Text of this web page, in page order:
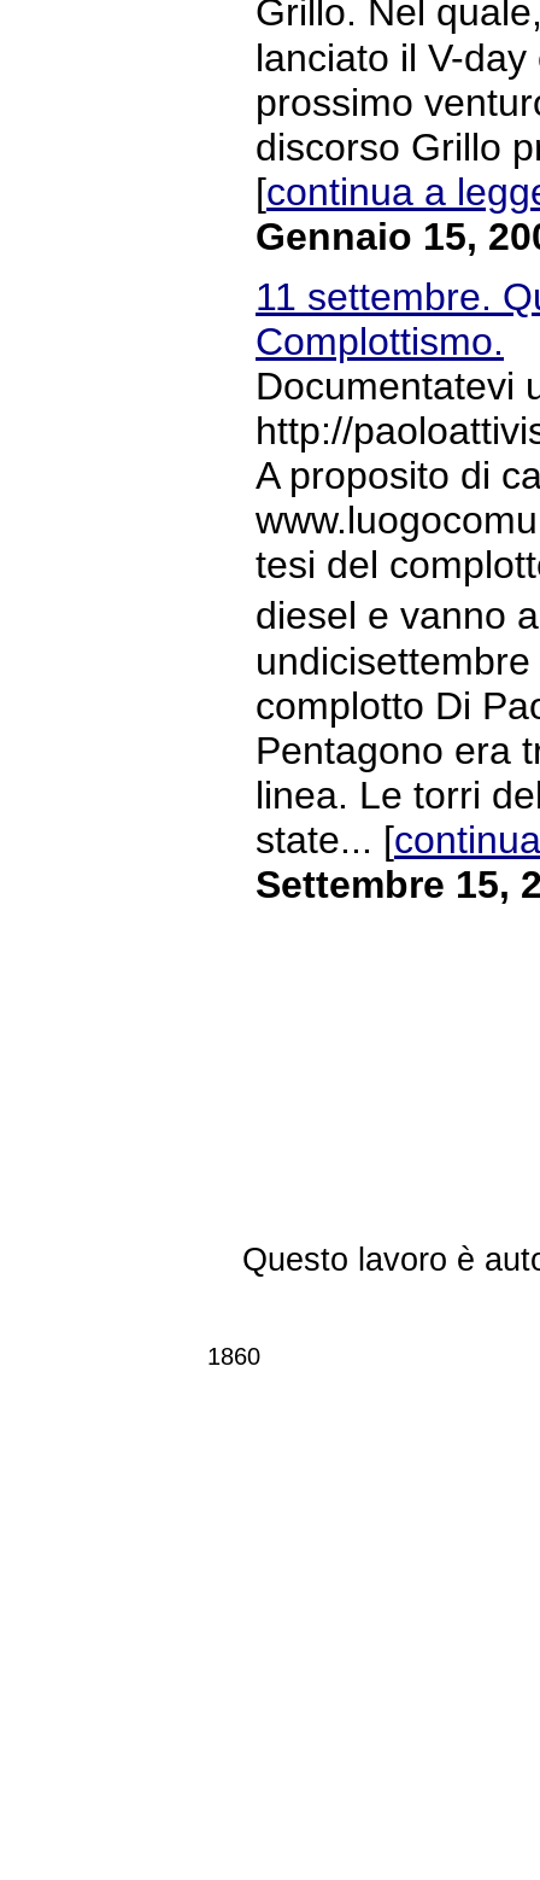
Grillo. Nel
lanciato il V-
prossimo
discorso Grillo
[continua a
Gennaio 15,
11 settembre.
Complottismo.
Documentatevi
http://
A proposito di
tesi del
diesel e vanno
complotto Di
Pentagono era
linea. Le torri
state... [
Settembre 15,
Questo lavoro è
1860